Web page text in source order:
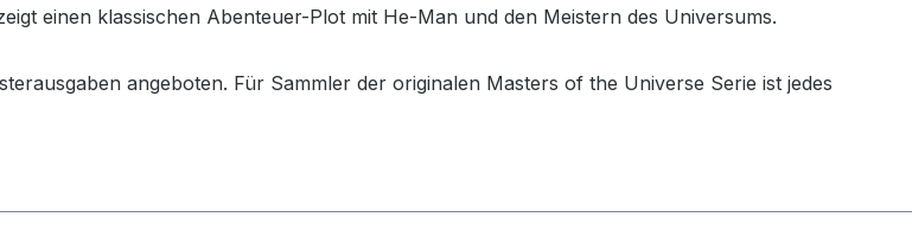
einen klassischen Abenteuer-Plot mit He-Man und den Meistern des Universums.
angeboten. Für Sammler der originalen Masters of the Universe Serie ist jedes